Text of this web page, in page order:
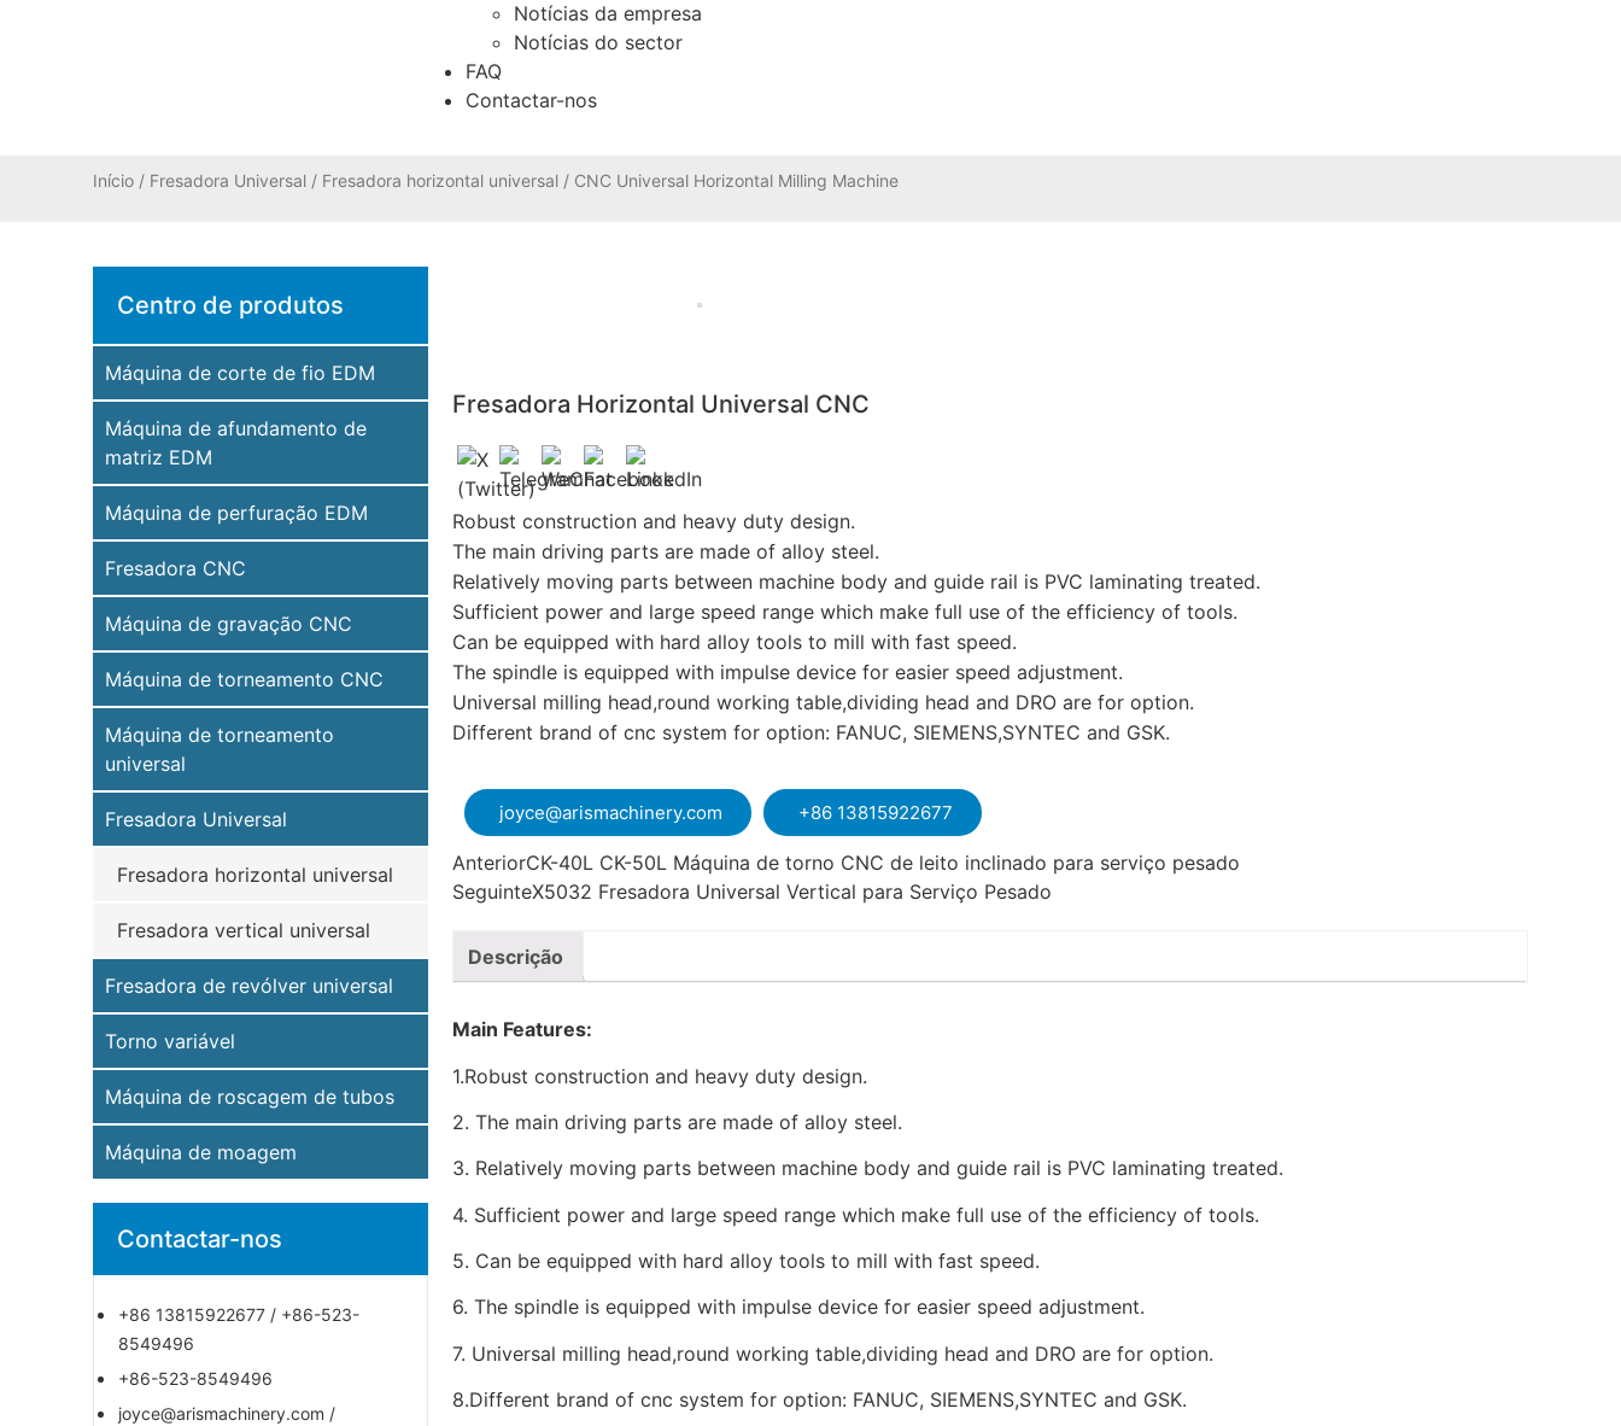
Notícias da empresa
Notícias do sector
FAQ
Contactar-nos
Início / Fresadora Universal / Fresadora horizontal universal / CNC Universal Horizontal Milling Machine
Centro de produtos
Máquina de corte de fio EDM
Máquina de afundamento de
matriz EDM
Máquina de perfuração EDM
Fresadora CNC
Máquina de gravação CNC
Máquina de torneamento CNC
Máquina de torneamento
universal
Fresadora Universal
Fresadora horizontal universal
Fresadora vertical universal
Fresadora de revólver universal
Torno variável
Máquina de roscagem de tubos
Máquina de moagem
Contactar-nos
+86 13815922677 / +86-523-
8549496
+86-523-8549496
joyce@arismachinery.com /
Fresadora Horizontal Universal CNC
Robust construction and heavy duty design.
The main driving parts are made of alloy steel.
Relatively moving parts between machine body and guide rail is PVC laminating treated.
Sufficient power and large speed range which make full use of the efficiency of tools.
Can be equipped with hard alloy tools to mill with fast speed.
The spindle is equipped with impulse device for easier speed adjustment.
Universal milling head,round working table,dividing head and DRO are for option.
Different brand of cnc system for option: FANUC, SIEMENS,SYNTEC and GSK.
joyce@arismachinery.com +86 13815922677
AnteriorCK-40L CK-50L Máquina de torno CNC de leito inclinado para serviço pesado
SeguinteX5032 Fresadora Universal Vertical para Serviço Pesado
Descrição
Main Features:
1.Robust construction and heavy duty design.
2. The main driving parts are made of alloy steel.
3. Relatively moving parts between machine body and guide rail is PVC laminating treated.
4. Sufficient power and large speed range which make full use of the efficiency of tools.
5. Can be equipped with hard alloy tools to mill with fast speed.
6. The spindle is equipped with impulse device for easier speed adjustment.
7. Universal milling head,round working table,dividing head and DRO are for option.
8.Different brand of cnc system for option: FANUC, SIEMENS,SYNTEC and GSK.